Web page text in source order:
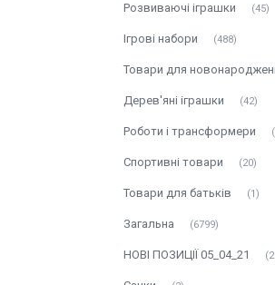
Розвиваючі іграшки 45
Ігрові набори 488
Товари для
Дерев'яні іграшки 42
Роботи і трансформери
Спортивні товари 20
Товари для батьків 1
Загальна 6799
НОВІ ПОЗИЦІЇ 05_04_21